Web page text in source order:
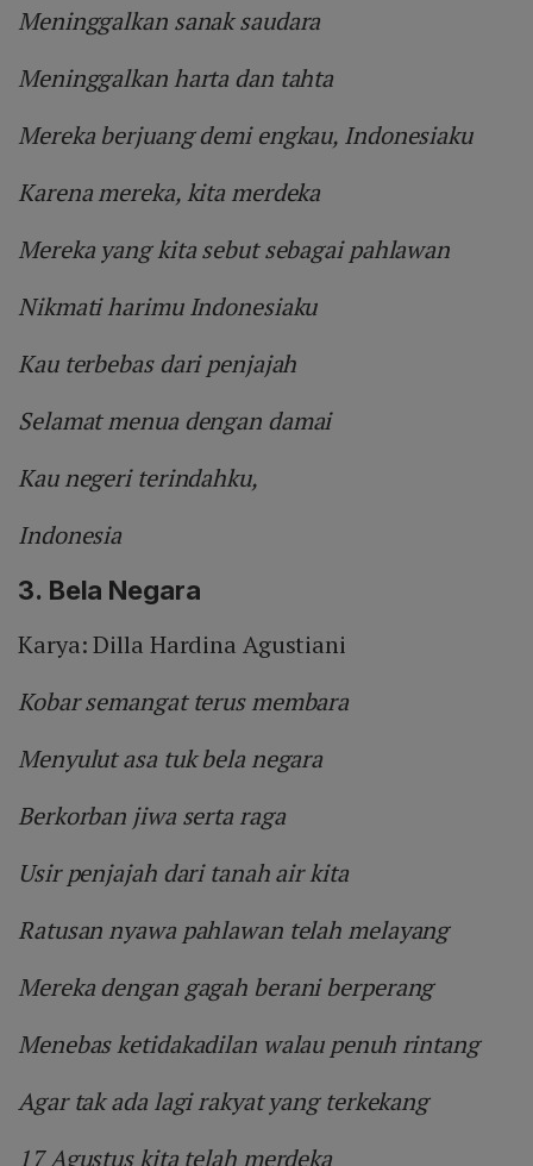
Meninggalkan sanak saudara
Meninggalkan harta dan tahta
Mereka berjuang demi engkau, Indonesiaku
Karena mereka, kita merdeka
Mereka yang kita sebut sebagai pahlawan
Nikmati harimu Indonesiaku
Kau terbebas dari penjajah
Selamat menua dengan damai
Kau negeri terindahku,
Indonesia
3. Bela Negara
Karya: Dilla Hardina Agustiani
Kobar semangat terus membara
Menyulut asa tuk bela negara
Berkorban jiwa serta raga
Usir penjajah dari tanah air kita
Ratusan nyawa pahlawan telah melayang
Mereka dengan gagah berani berperang
Menebas ketidakadilan walau penuh rintang
Agar tak ada lagi rakyat yang terkekang
17 Agustus kita telah merdeka